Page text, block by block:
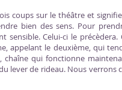
coups sur le théâtre et
bien des sens. Pour
Celui-ci le
appelant le deuxième, qui
chaîne qui fonctionne
lever de rideau. Nous verrons